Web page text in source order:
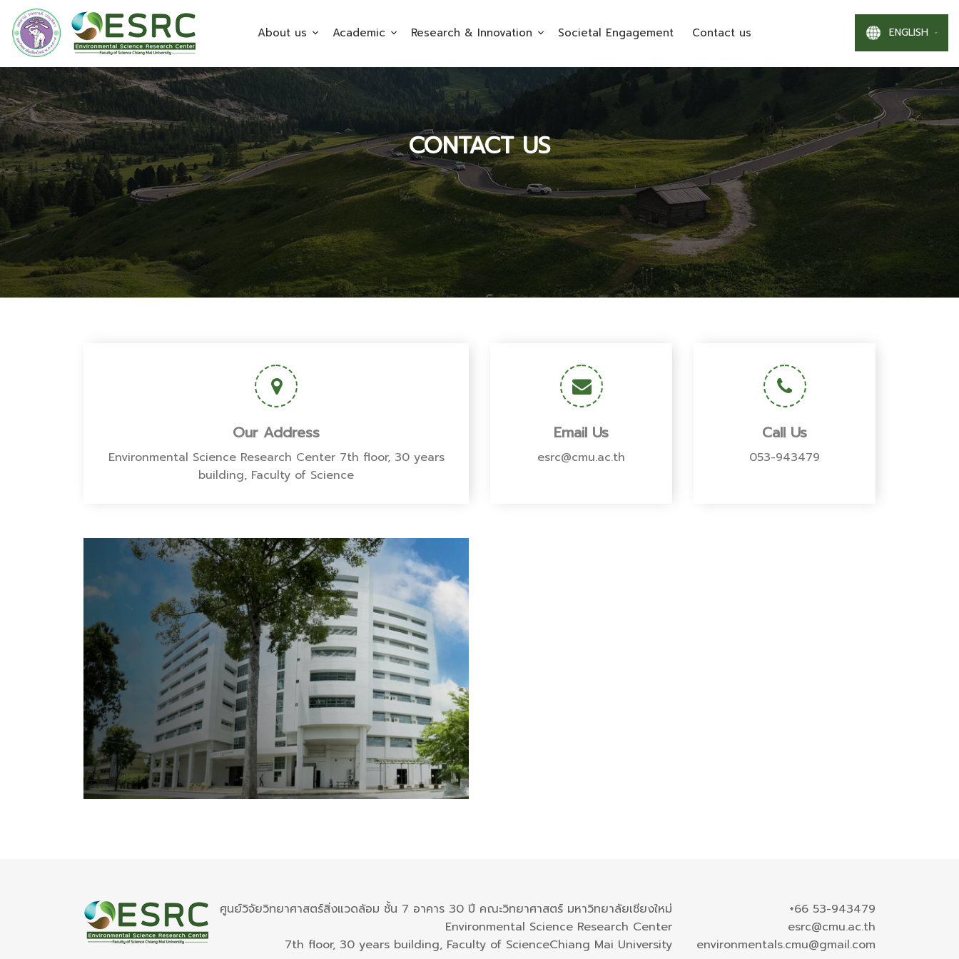
About us Academic Research & Innovation Societal Engagement Contact us ENGLISH
CONTACT US
Our Address
Environmental Science Research Center 7th floor, 30 years
building, Faculty of Science
Email Us
esrc@cmu.ac.th
Call Us
053-943479
ศูนย์วิจัยวิทยาศาสตร์สิ่งแวดล้อม ชั้น 7 อาคาร 30 ปี คณะวิทยาศาสตร์ มหาวิทยาลัยเชียงใหม่
Environmental Science Research Center
7th floor, 30 years building, Faculty of ScienceChiang Mai University
+66 53-943479
esrc@cmu.ac.th
environmentals.cmu@gmail.com